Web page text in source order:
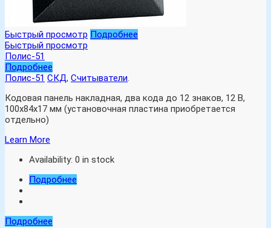
Быстрый просмотр Подробнее
Быстрый просмотр
Полис-51
Подробнее
Полис-51 СКД, Считыватели.
Кодовая панель накладная, два кода до 12 знаков, 12 В,
100х84х17 мм (установочная пластина приобретается
отдельно)
Learn More
Availability: 0 in stock
Подробнее
Подробнее